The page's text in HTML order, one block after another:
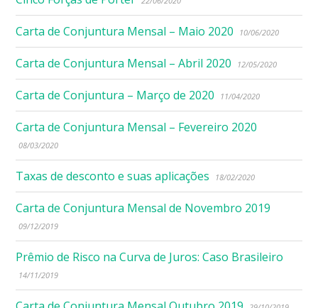
Carta de Conjuntura Mensal – Maio 2020 10/06/2020
Carta de Conjuntura Mensal – Abril 2020 12/05/2020
Carta de Conjuntura – Março de 2020 11/04/2020
Carta de Conjuntura Mensal – Fevereiro 2020
08/03/2020
Taxas de desconto e suas aplicações 18/02/2020
Carta de Conjuntura Mensal de Novembro 2019
09/12/2019
Prêmio de Risco na Curva de Juros: Caso Brasileiro
14/11/2019